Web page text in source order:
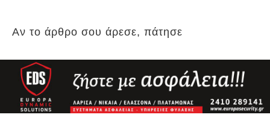
Αν το άρθρο σου άρεσε, πάτησε